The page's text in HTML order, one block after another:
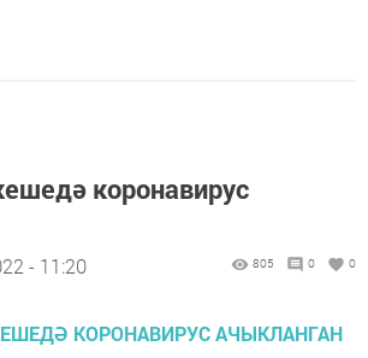
коронавирус
- 11:20 805 0 0